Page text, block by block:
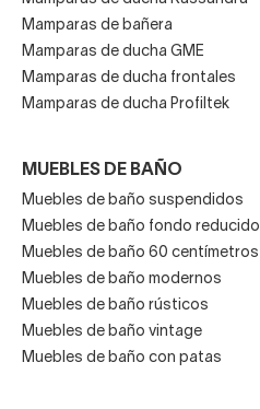
Mamparas de bañera
Mamparas de ducha GME
Mamparas de ducha frontales
Mamparas de ducha Profiltek
MUEBLES DE BAÑO
Muebles de baño suspendidos
Muebles de baño fondo reducido
Muebles de baño 60 centímetros
Muebles de baño modernos
Muebles de baño rústicos
Muebles de baño vintage
Muebles de baño con patas